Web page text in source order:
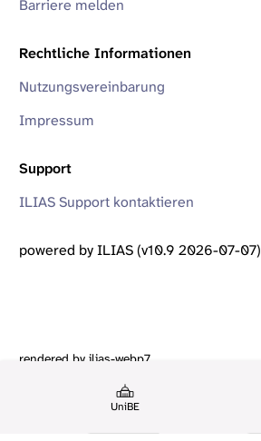
UniBE
Barriere melden
Rechtliche Informationen
Nutzungsvereinbarung
Impressum
Support
ILIAS Support kontaktieren
powered by ILIAS (v10.9 2026-07-07)
rendered by ilias-webp7